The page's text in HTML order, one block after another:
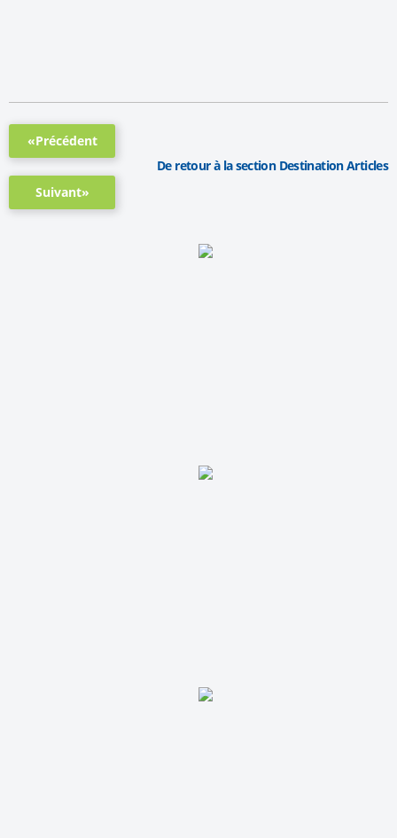
«Précédent
Suivant»
De retour à la section Destination Articles